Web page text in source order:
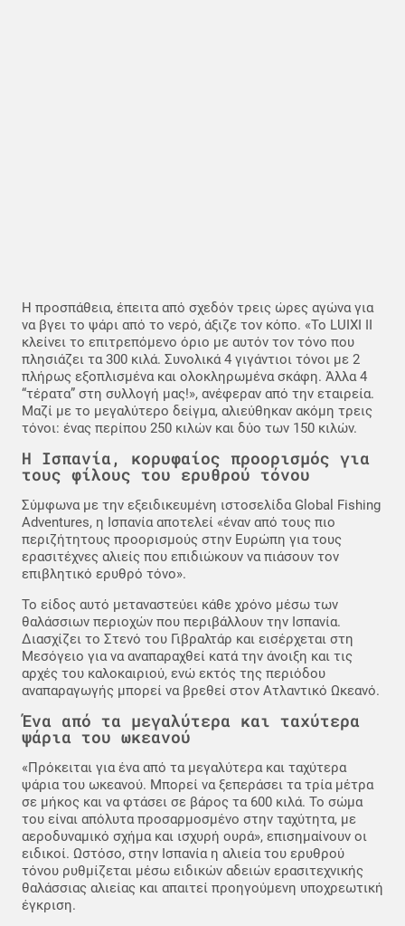
Η προσπάθεια, έπειτα από σχεδόν τρεις ώρες αγώνα για
να βγει το ψάρι από το νερό, άξιζε τον κόπο. «Το LUIXI II
κλείνει το επιτρεπόμενο όριο με αυτόν τον τόνο που
πλησιάζει τα 300 κιλά. Συνολικά 4 γιγάντιοι τόνοι με 2
πλήρως εξοπλισμένα και ολοκληρωμένα σκάφη. Άλλα 4
“τέρατα” στη συλλογή μας!», ανέφεραν από την εταιρεία.
Μαζί με το μεγαλύτερο δείγμα, αλιεύθηκαν ακόμη τρεις
τόνοι: ένας περίπου 250 κιλών και δύο των 150 κιλών.
Η Ισπανία, κορυφαίος προορισμός για
τους φίλους του ερυθρού τόνου
Σύμφωνα με την εξειδικευμένη ιστοσελίδα Global Fishing
Adventures, η Ισπανία αποτελεί «έναν από τους πιο
περιζήτητους προορισμούς στην Ευρώπη για τους
ερασιτέχνες αλιείς που επιδιώκουν να πιάσουν τον
επιβλητικό ερυθρό τόνο».
Το είδος αυτό μεταναστεύει κάθε χρόνο μέσω των
θαλάσσιων περιοχών που περιβάλλουν την Ισπανία.
Διασχίζει το Στενό του Γιβραλτάρ και εισέρχεται στη
Μεσόγειο για να αναπαραχθεί κατά την άνοιξη και τις
αρχές του καλοκαιριού, ενώ εκτός της περιόδου
αναπαραγωγής μπορεί να βρεθεί στον Ατλαντικό Ωκεανό.
Ένα από τα μεγαλύτερα και ταχύτερα
ψάρια του ωκεανού
«Πρόκειται για ένα από τα μεγαλύτερα και ταχύτερα
ψάρια του ωκεανού. Μπορεί να ξεπεράσει τα τρία μέτρα
σε μήκος και να φτάσει σε βάρος τα 600 κιλά. Το σώμα
του είναι απόλυτα προσαρμοσμένο στην ταχύτητα, με
αεροδυναμικό σχήμα και ισχυρή ουρά», επισημαίνουν οι
ειδικοί. Ωστόσο, στην Ισπανία η αλιεία του ερυθρού
τόνου ρυθμίζεται μέσω ειδικών αδειών ερασιτεχνικής
θαλάσσιας αλιείας και απαιτεί προηγούμενη υποχρεωτική
έγκριση.